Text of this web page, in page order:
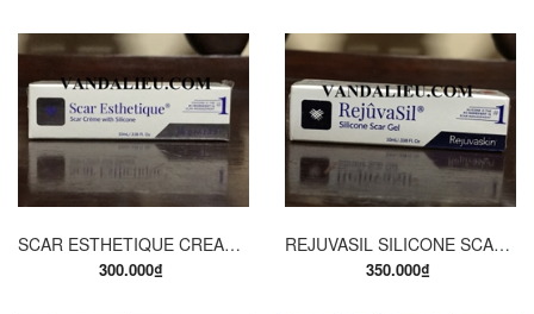
SCAR ESTHETIQUE CREAM 10ML. ĐẶC TRỊ SẸO LÕM, VẾT RẠN DA, TRỊ SẸO THÂM, SẸO DO MỤN , SẸO RỖ, SẸO THỦY ĐẬU, SẸO PHẪU THUẬT, SẸO BỎNG.
300.000₫
REJUVASIL SILICONE SCAR GEL 10ML. ĐẶC TRỊ SẸO PHẪU THUẬT, SẸO CHẤN THƯƠNG, SẸO BỎNG, SẸO LỒI, SẸO PHÌ ĐẠI LÂU NĂM.
350.000₫